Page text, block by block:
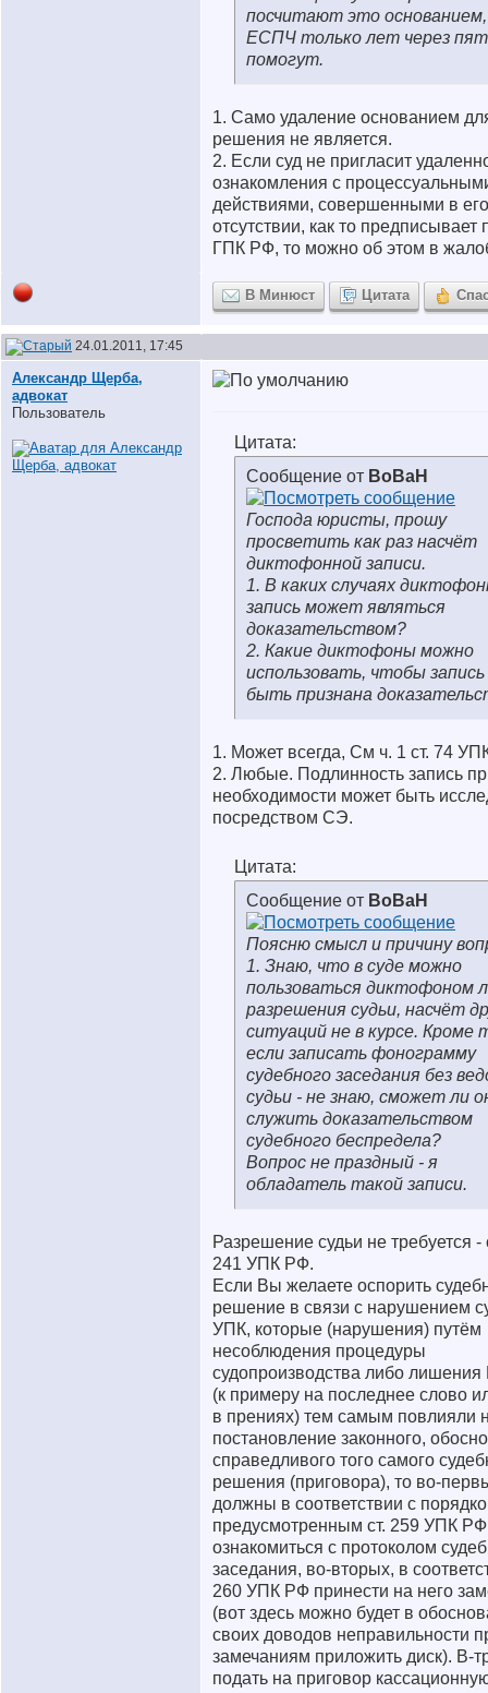
посчитают это основанием,
ЕСПЧ только лет через
помогут.
1. Само удаление основанием
решения не является.
2. Если суд не пригласит
ознакомления с
действиями, совершенными в его
отсутствии, как то предписывает
ГПК РФ, то можно об этом в
В Минюст Цитата
24.01.2011, 17:45
Александр Щерба,
адвокат
Пользователь
Цитата:
Сообщение от BoBaH
Господа юристы, прошу
просветить как раз насчёт
диктофонной записи.
1. В каких случаях
запись может являться
доказательством?
2. Какие диктофоны можно
использовать, чтобы
быть признана
1. Может всегда, См ч. 1 ст. 74
2. Любые. Подлинность запись
необходимости может быть
посредством СЭ.
Цитата:
Сообщение от BoBaH
Поясню смысл и причину
1. Знаю, что в суде можно
пользоваться диктофоном
разрешения судьи, насчёт
ситуаций не в курсе. Кроме
если записать фонограмму
судебного заседания без
судьи - не знаю, сможет ли
служить доказательством
судебного беспредела?
Вопрос не праздный - я
обладатель такой записи.
Разрешение судьи не требуется -
241 УПК РФ.
Если Вы желаете оспорить
решение в связи с нарушением
УПК, которые (нарушения) путём
несоблюдения процедуры
судопроизводства либо лишения
(к примеру на последнее слово
в прениях) тем самым повлияли
постановление законного,
справедливого того самого
решения (приговора), то во-
должны в соответствии с
предусмотренным ст. 259 УПК РФ
ознакомиться с протоколом
заседания, во-вторых, в
260 УПК РФ принести на него
(вот здесь можно будет в
своих доводов неправильности
замечаниям приложить диск). В-
подать на приговор